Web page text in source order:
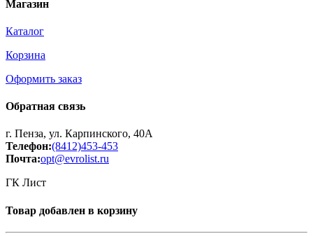
Магазин
Каталог
Корзина
Оформить заказ
Обратная связь
г. Пенза, ул. Карпинского, 40А
Телефон:(8412)453-453
Почта:opt@evrolist.ru
ГК Лист
Товар добавлен в корзину